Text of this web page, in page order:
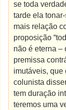
se toda
tarde ela
mais relação
proposição
não é eterna –
premissa
imutáveis, que
colunista
tem duração
teremos uma